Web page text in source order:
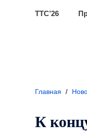
ТТС’26
Главная /
К